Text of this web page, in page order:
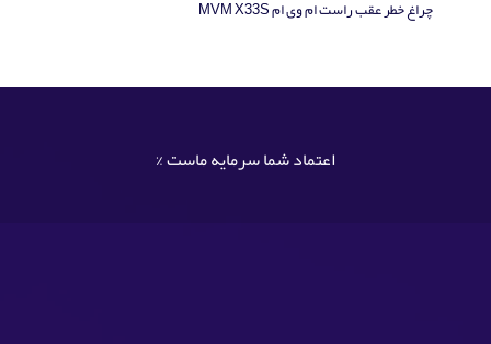
چراغ خطر عقب راست ام وی ام MVM X33S
اعتماد شما سرمایه ماست %